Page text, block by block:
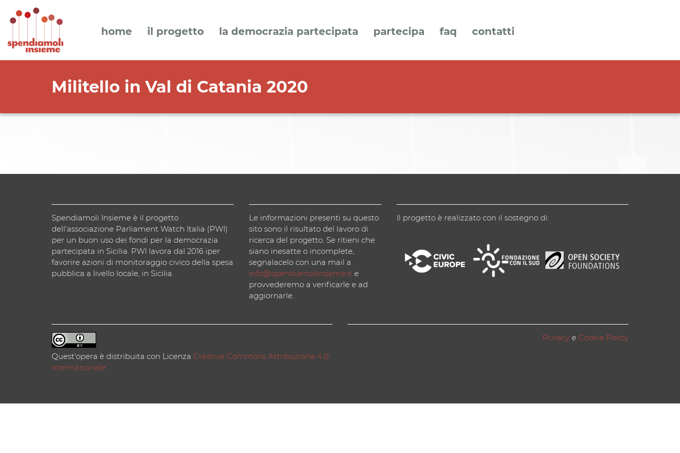
home il progetto la democrazia partecipata partecipa faq contatti
Militello in Val di Catania 2020
Spendiamoli Insieme è il progetto
dell’associazione Parliament Watch Italia (PWI)
per un buon uso dei fondi per la democrazia
partecipata in Sicilia. PWI lavora dal 2016 iper
favorire azioni di monitoraggio civico della spesa
pubblica a livello locale, in Sicilia.
Le informazioni presenti su questo
sito sono il risultato del lavoro di
ricerca del progetto. Se ritieni che
siano inesatte o incomplete,
segnalacelo con una mail a
info@spendiamolinsieme.ite
provvederemo a verificarle e ad
aggiornarle.
Il progetto è realizzato con il sostegno di:
Quest'opera è distribuita con Licenza Creative Commons Attribuzione 4.0
Internazionale
Privacy e Cookie Policy